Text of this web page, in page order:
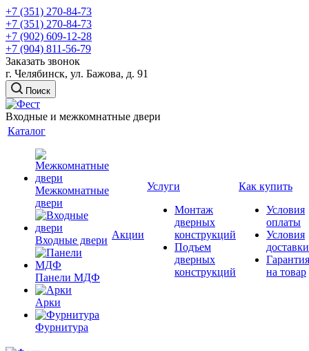
+7 (351) 270-84-73
+7 (351) 270-84-73
+7 (902) 609-12-28
+7 (904) 811-56-79
Заказать звонок
г. Челябинск, ул. Бажова, д. 91
Поиск
Входные и межкомнатные двери
Каталог
Межкомнатные
двери
Входные двери
Панели МДФ
Арки
Фурнитура
Акции
Услуги
Монтаж
дверных
конструкций
Подъем
дверных
конструкций
Как купить
Условия
оплаты
Условия
доставки
Гарантия
на товар